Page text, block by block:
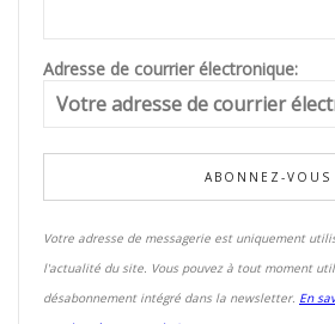
Adresse de courrier électronique:
Votre adresse de messagerie est uniquement
l'actualité du site. Vous pouvez à tout moment
désabonnement intégré dans la newsletter. En